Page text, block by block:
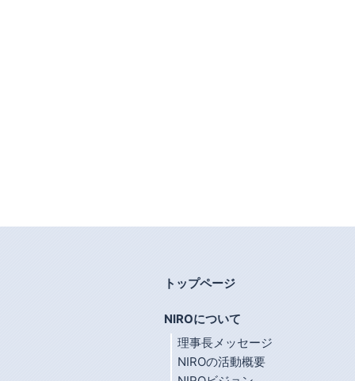
トップページ
NIROについて
理事長メッセージ
NIROの活動概要